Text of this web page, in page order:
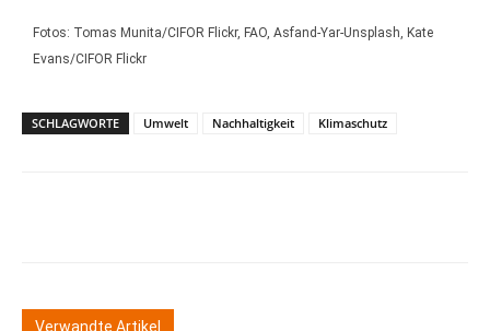
Fotos: Tomas Munita/CIFOR Flickr, FAO, Asfand-Yar-Unsplash, Kate
Evans/CIFOR Flickr
SCHLAGWORTE Umwelt Nachhaltigkeit Klimaschutz
Verwandte Artikel